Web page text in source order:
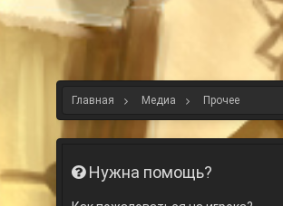
Главная Медиа Прочее
Нужна помощь?